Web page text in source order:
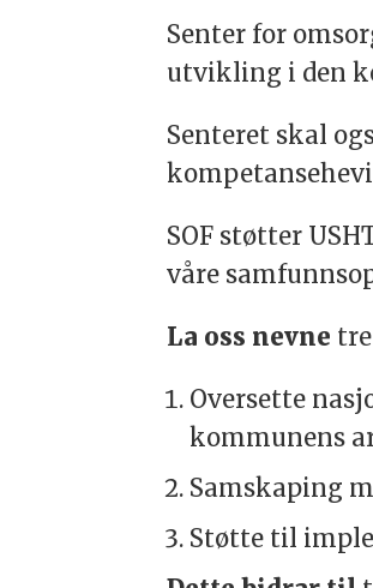
Senter for
utvikling i den
Senteret skal
SOF støtter
våre
La oss nevne
Oversette
kommunens
Samskaping
Støtte til